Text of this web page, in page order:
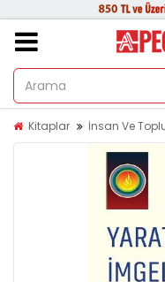
Kitaplar İnsan Ve